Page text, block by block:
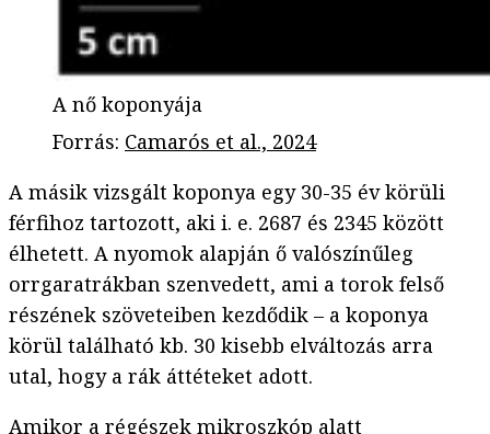
A nő koponyája
Forrás: Camarós et al., 2024
A másik vizsgált koponya egy 30-35 év körüli
férfihoz tartozott, aki i. e. 2687 és 2345 között
élhetett. A nyomok alapján ő valószínűleg
orrgaratrákban szenvedett, ami a torok felső
részének szöveteiben kezdődik – a koponya
körül található kb. 30 kisebb elváltozás arra
utal, hogy a rák áttéteket adott.
Amikor a régészek mikroszkóp alatt